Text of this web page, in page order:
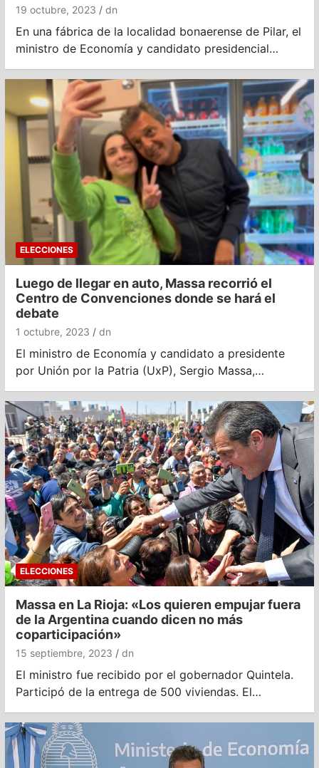
19 octubre, 2023 dn
En una fábrica de la localidad bonaerense de Pilar, el
ministro de Economía y candidato presidencial…
ELECCIONES
Luego de llegar en auto, Massa recorrió el
Centro de Convenciones donde se hará el
debate
1 octubre, 2023 dn
El ministro de Economía y candidato a presidente
por Unión por la Patria (UxP), Sergio Massa,…
ELECCIONES
Massa en La Rioja: «Los quieren empujar fuera
de la Argentina cuando dicen no más
coparticipación»
15 septiembre, 2023 dn
El ministro fue recibido por el gobernador Quintela.
Participó de la entrega de 500 viviendas. El…